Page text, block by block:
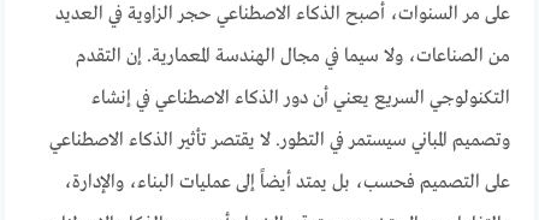
على مر السنوات، أصبح الذكاء الاصطناعي حجر الزاوية في العديد
من الصناعات، ولا سيما في مجال الهندسة المعمارية. إن التقدم
التكنولوجي السريع يعني أن دور الذكاء الاصطناعي في إنشاء
وتصميم المباني سيستمر في التطور. لا يقتصر تأثير الذكاء الاصطناعي
على التصميم فحسب، بل يمتد أيضاً إلى عمليات البناء، والإدارة،